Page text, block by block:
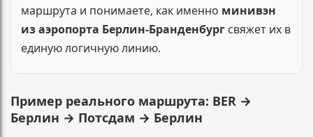
маршрута и понимаете, как именно минивэн
из аэропорта Берлин-Бранденбург свяжет их в
единую логичную линию.
Пример реального маршрута: BER →
Берлин → Потсдам → Берлин